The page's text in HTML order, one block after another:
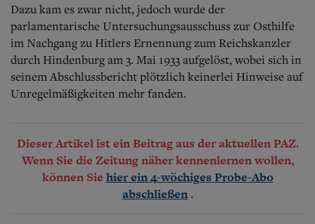
Dazu kam es zwar nicht, jedoch wurde der
parlamentarische Untersuchungsausschuss zur Osthilfe
im Nachgang zu Hitlers Ernennung zum Reichskanzler
durch Hindenburg am 3. Mai 1933 aufgelöst, wobei sich in
seinem Abschlussbericht plötzlich keinerlei Hinweise auf
Unregelmäßigkeiten mehr fanden.
Dieser Artikel ist ein Beitrag aus der aktuellen PAZ.
Wenn Sie die Zeitung näher kennenlernen wollen,
können Sie hier ein 4-wöchiges Probe-Abo
abschließen .